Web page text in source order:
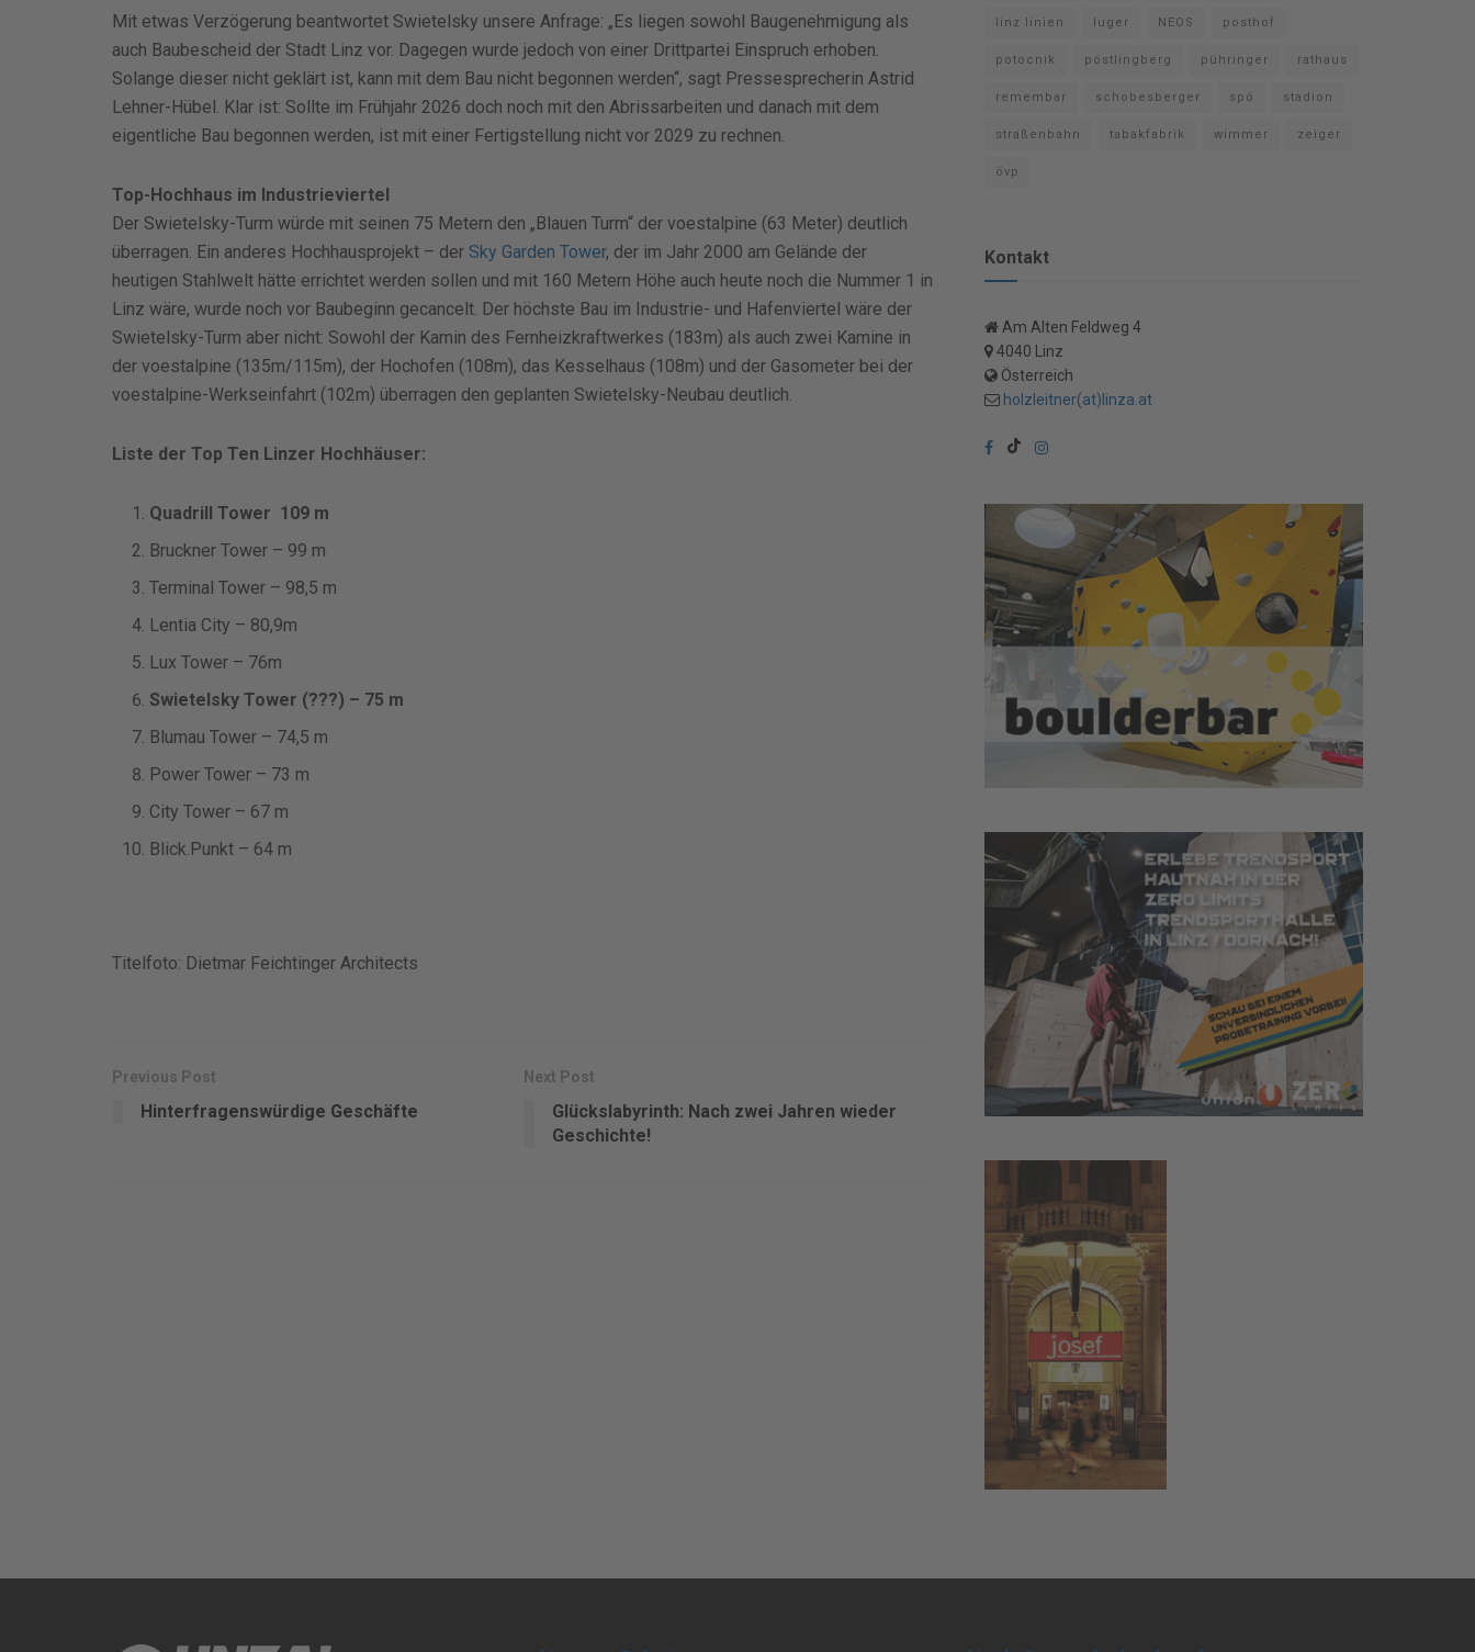
Mit etwas Verzögerung beantwortet Swietelsky unsere Anfrage: „Es liegen sowohl Baugenehmigung als
auch Baubescheid der Stadt Linz vor. Dagegen wurde jedoch von einer Drittpartei Einspruch erhoben.
Solange dieser nicht geklärt ist, kann mit dem Bau nicht begonnen werden“, sagt Pressesprecherin Astrid
Lehner-Hübel. Klar ist: Sollte im Frühjahr 2026 doch noch mit den Abrissarbeiten und danach mit dem
eigentliche Bau begonnen werden, ist mit einer Fertigstellung nicht vor 2029 zu rechnen.
Top-Hochhaus im Industrieviertel
Der Swietelsky-Turm würde mit seinen 75 Metern den „Blauen Turm“ der voestalpine (63 Meter) deutlich
überragen. Ein anderes Hochhausprojekt – der Sky Garden Tower, der im Jahr 2000 am Gelände der
heutigen Stahlwelt hätte errichtet werden sollen und mit 160 Metern Höhe auch heute noch die Nummer 1 in
Linz wäre, wurde noch vor Baubeginn gecancelt. Der höchste Bau im Industrie- und Hafenviertel wäre der
Swietelsky-Turm aber nicht: Sowohl der Kamin des Fernheizkraftwerkes (183m) als auch zwei Kamine in
der voestalpine (135m/115m), der Hochofen (108m), das Kesselhaus (108m) und der Gasometer bei der
voestalpine-Werkseinfahrt (102m) überragen den geplanten Swietelsky-Neubau deutlich.
Liste der Top Ten Linzer Hochhäuser:
Quadrill Tower 109 m
Bruckner Tower – 99 m
Terminal Tower – 98,5 m
Lentia City – 80,9m
Lux Tower – 76m
Swietelsky Tower (???) – 75 m
Blumau Tower – 74,5 m
Power Tower – 73 m
City Tower – 67 m
Blick.Punkt – 64 m
Titelfoto: Dietmar Feichtinger Architects
Previous Post
Hinterfragenswürdige Geschäfte
Next Post
Glückslabyrinth: Nach zwei Jahren wieder
Geschichte!
linz linien luger NEOS posthof
potocnik pöstlingberg pühringer rathaus
remembar schobesberger spö stadion
straßenbahn tabakfabrik wimmer zeiger
övp
Kontakt
Am Alten Feldweg 4
4040 Linz
Österreich
holzleitner(at)linza.at